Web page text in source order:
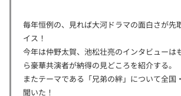
毎年恒例の、見れば大河ドラマの面白さが先
イス！
今年は仲野太賀、池松壮亮のインタビューは
ら豪華共演者が納得の見どころを紹介する。
またテーマである「兄弟の絆」について全国
聞いた！